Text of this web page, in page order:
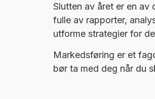
Slutten av året er en av
fulle av rapporter,
utforme strategier for
Markedsføring er et
bør ta med deg når du